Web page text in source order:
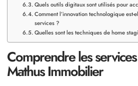
Quels outils digitaux sont utilisés pour
Comment l’innovation technologique est-
services ?
Quelles sont les techniques de home
Comprendre les
Mathus Immobilier